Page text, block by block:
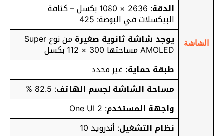
الشاشة
الدقة
: 2636 × 1080 بكسل – كثافة
البيكسلات في البوصة: 425
يوجد شاشة ثانوية صغيرة
من نوع Super
AMOLED مساحتها 300 × 112 بكسل
طبقة حماية: غير محدد
مساحة الشاشة لجسم الهاتف: 82.5 %
واجهة المستخدم: One UI 2
نظام التشغيل: أندرويد 10